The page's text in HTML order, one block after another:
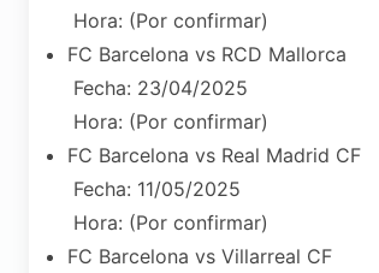
Hora: (Por confirmar)
FC Barcelona vs RCD Mallorca
Fecha: 23/04/2025
Hora: (Por confirmar)
FC Barcelona vs Real Madrid CF
Fecha: 11/05/2025
Hora: (Por confirmar)
FC Barcelona vs Villarreal CF